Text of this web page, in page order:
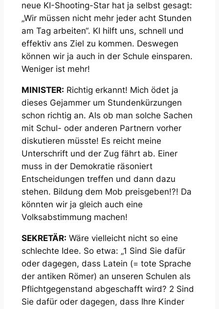
neue KI-Shooting-Star hat ja selbst gesagt:
„Wir müssen nicht mehr jeder acht Stunden
am Tag arbeiten“. KI hilft uns, schnell und
effektiv ans Ziel zu kommen. Deswegen
können wir ja auch in der Schule einsparen.
Weniger ist mehr!
MINISTER: Richtig erkannt! Mich ödet ja
dieses Gejammer um Stundenkürzungen
schon richtig an. Als ob man solche Sachen
mit Schul- oder anderen Partnern vorher
diskutieren müsste! Es reicht meine
Unterschrift und der Zug fährt ab. Einer
muss in der Demokratie räsoniert
Entscheidungen treffen und dann dazu
stehen. Bildung dem Mob preisgeben!?! Da
könnten wir ja gleich auch eine
Volksabstimmung machen!
SEKRETÄR: Wäre vielleicht nicht so eine
schlechte Idee. So etwa: „1 Sind Sie dafür
oder dagegen, dass Latein (= tote Sprache
der antiken Römer) an unseren Schulen als
Pflichtgegenstand abgeschafft wird? 2 Sind
Sie dafür oder dagegen, dass Ihre Kinder